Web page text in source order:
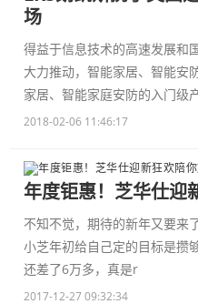
场
得益于信息技术的高速发展和
大力推动，智能家居、智能安
家居、智能家庭安防的入门级
2018-02-06 11:46:17
年度钜惠！芝华仕迎
不知不觉，期待的新年又要来
小芝年初给自己定的目标是攒
还差了6万多，真是r
2017-12-27 09:32:34